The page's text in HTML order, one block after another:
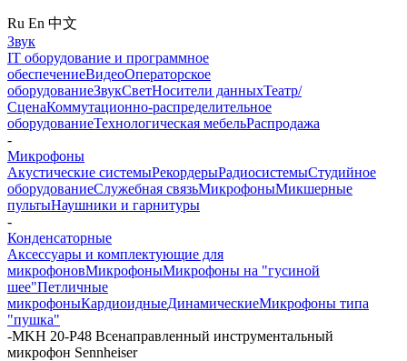
Ru En 中文
Звук
IT оборудование и программное
обеспечениеВидеоОператорское
оборудованиеЗвукСветНосители данныхТеатр/
СценаКоммутационно-распределительное
оборудованиеТехнологическая мебельРаспродажа
-
Микрофоны
Акустические системыРекордерыРадиосистемыСтудийное
оборудованиеСлужебная связьМикрофоныМикшерные
пультыНаушники и гарнитуры
-
Конденсаторные
Аксессуары и комплектующие для
микрофоновМикрофоныМикрофоны на "гусиной
шее"Петличные
микрофоныКардиоидныеДинамическиеМикрофоны типа
"пушка"
-MKH 20-P48 Всенаправленный инструментальный
микрофон Sennheiser